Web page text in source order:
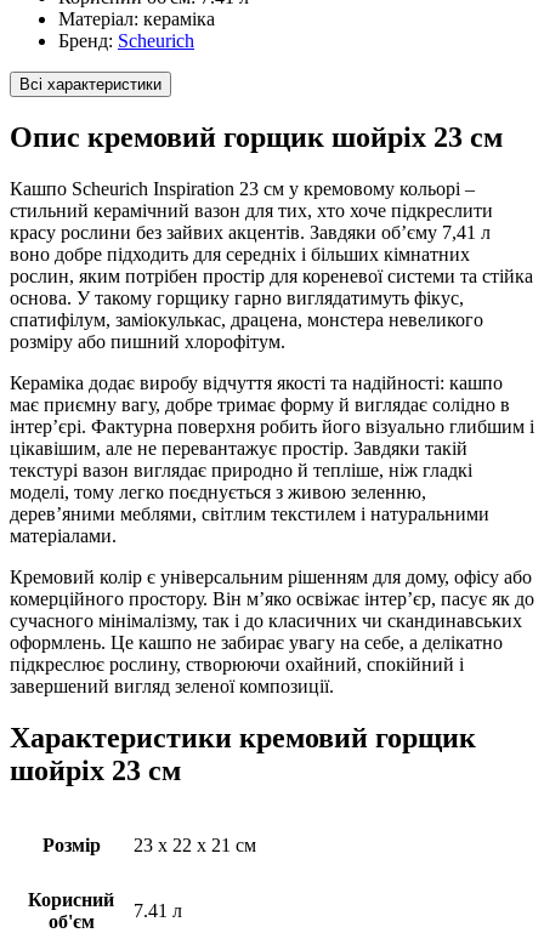
Матеріал: кераміка
Бренд: Scheurich
Всі характеристики
Опис кремовий горщик шойріх 23 см
Кашпо Scheurich Inspiration 23 см у кремовому кольорі –
стильний керамічний вазон для тих, хто хоче підкреслити
красу рослини без зайвих акцентів. Завдяки об’єму 7,41 л
воно добре підходить для середніх і більших кімнатних
рослин, яким потрібен простір для кореневої системи та стійка
основа. У такому горщику гарно виглядатимуть фікус,
спатифілум, заміокулькас, драцена, монстера невеликого
розміру або пишний хлорофітум.
Кераміка додає виробу відчуття якості та надійності: кашпо
має приємну вагу, добре тримає форму й виглядає солідно в
інтер’єрі. Фактурна поверхня робить його візуально глибшим і
цікавішим, але не перевантажує простір. Завдяки такій
текстурі вазон виглядає природно й тепліше, ніж гладкі
моделі, тому легко поєднується з живою зеленню,
дерев’яними меблями, світлим текстилем і натуральними
матеріалами.
Кремовий колір є універсальним рішенням для дому, офісу або
комерційного простору. Він м’яко освіжає інтер’єр, пасує як до
сучасного мінімалізму, так і до класичних чи скандинавських
оформлень. Це кашпо не забирає увагу на себе, а делікатно
підкреслює рослину, створюючи охайний, спокійний і
завершений вигляд зеленої композиції.
Характеристики кремовий горщик
шойріх 23 см
Розмір 23 х 22 х 21 см
Корисний
об'єм
7.41 л